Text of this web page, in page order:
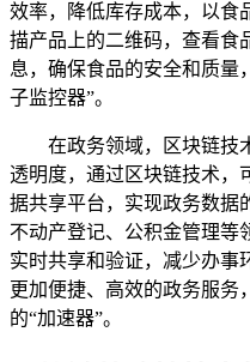
效率，降低库存成本，以食
描产品上的二维码，查看食
息，确保食品的安全和质量
子监控器”。
在政务领域，区块链技
透明度，通过区块链技术，
据共享平台，实现政务数据
不动产登记、公积金管理等
实时共享和验证，减少办事
更加便捷、高效的政务服务
的“加速器”。